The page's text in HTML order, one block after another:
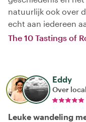
natuurlijk ook over
echt aan iedereen
The 10 Tastings of
Eddy
Over local
Leuke wandeling